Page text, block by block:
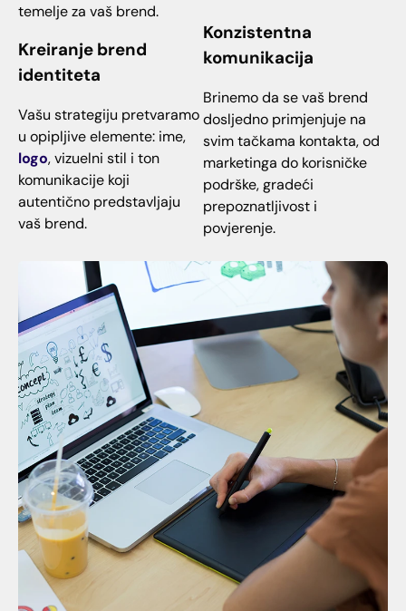
temelje za vaš brend.
Kreiranje brend
identiteta
Vašu strategiju pretvaramo
u opipljive elemente: ime,
logo, vizuelni stil i ton
komunikacije koji
autentično predstavljaju
vaš brend.
Konzistentna
komunikacija
Brinemo da se vaš brend
dosljedno primjenjuje na
svim tačkama kontakta, od
marketinga do korisničke
podrške, gradeći
prepoznatljivost i
povjerenje.